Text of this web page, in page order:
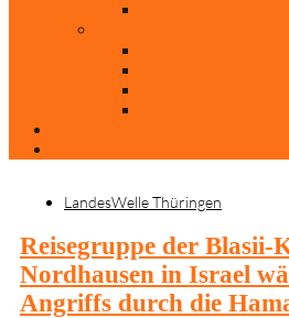
LandesWelle Thüringen
Reisegruppe der Blasii-
Nordhausen in Israel
Angriffs durch die